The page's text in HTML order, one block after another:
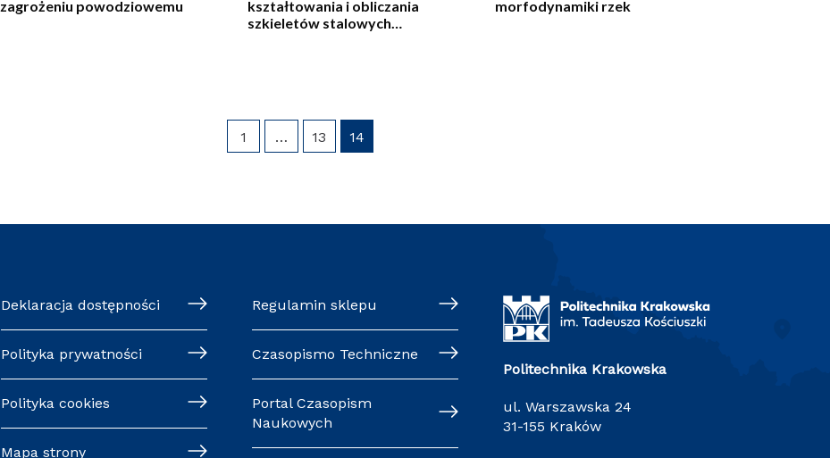
zagrożeniu powodziowemu
kształtowania i obliczania
szkieletów stalowych
morfodynamiki rzek
1 … 13 14
Deklaracja dostępności
Polityka prywatności
Polityka cookies
Mapa strony
Regulamin sklepu
Czasopismo Techniczne
Portal Czasopism
Naukowych
Politechnika Krakowska
ul. Warszawska 24
31-155 Kraków